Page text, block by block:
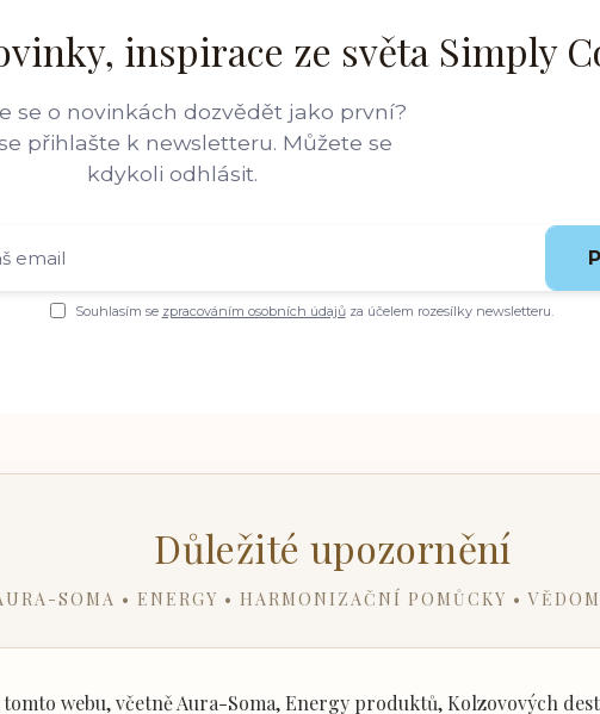
inspirace ze světa Simply
se o novinkách dozvědět jako první?
přihlašte k newsletteru. Můžete se
kdykoli odhlásit.
Souhlasím se zpracováním osobních údajůza účelem rozesílky newsletteru.
Důležité upozornění
SOMA • ENERGY • HARMONIZAČNÍ POMŮCKY •
webu, včetně Aura-Soma, Energy produktů, Kolzovových